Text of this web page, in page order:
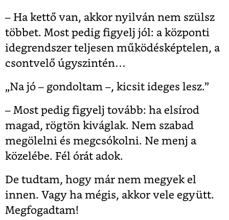
– Ha kettő van, akkor nyilván nem szülsz
többet. Most pedig figyelj jól: a központi
idegrendszer teljesen működésképtelen, a
csontvelő úgyszintén…
„Na jó – gondoltam –, kicsit ideges lesz.”
– Most pedig figyelj tovább: ha elsírod
magad, rögtön kiváglak. Nem szabad
megölelni és megcsókolni. Ne menj a
közelébe. Fél órát adok.
De tudtam, hogy már nem megyek el
innen. Vagy ha mégis, akkor vele együtt.
Megfogadtam!